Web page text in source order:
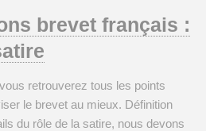
brevet français :
retrouverez tous les points
le brevet au mieux. Définition
du rôle de la satire, nous devons